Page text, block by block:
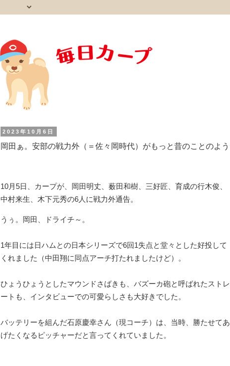
2023年10月6日
岡田ぁ。安部の戦力外（＝佐々岡時代）がもっと昔のことのよう
10月5日、カープが、岡田明丈、薮田和樹、三好匠、育成の行木俊、
中村来生、木下元秀の6人に戦力外通告。
うぅ。岡田、ドライチ～。
1年目には日ハムとの日本シリーズで6回1失点と堂々とした好投して
くれました（中田翔に同点アーチ打たれましたけど）。
ひょうひょうとしたマウンドさばきも、バズーカ砲と呼ばれたストレ
ートも、インタビューでの可愛らしさも大好きでした。
バッテリーを組んだ石原慶幸さん（現コーチ）は、当時、勝たせてあ
げたくなるピッチャーだと言ってくれていました。